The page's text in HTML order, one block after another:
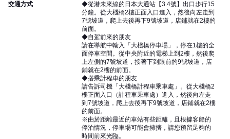
交通方式
◆從港未來線的日本大通站【3.4號】出口步行15
分鐘。從大棧橋2樓正面入口進入，然後向左走到
7號坡道，爬上去後再下9號坡道，店鋪就在2樓的
前面。
◆自駕前來的朋友
請在導航中輸入「大棧橋停車場」，停在1樓的全
面停車空間。從中央附近的電梯上到2樓，然後爬
上左側的7號坡道，接著下到眼前的9號坡道，店
鋪就在2樓的前面。
◆搭乘計程車的朋友
請告訴司機「大棧橋計程車乘車處」。從大棧橋2
樓正面入口（計程車乘車處）進入，然後向左走
到7號坡道，爬上去後再下9號坡道，店鋪就在2樓
的前面。
※由於距離最近的車站有些距離，且根據客船的
停泊情況，停車場可能會擁擠，請您預留足夠的
時間前來光臨。